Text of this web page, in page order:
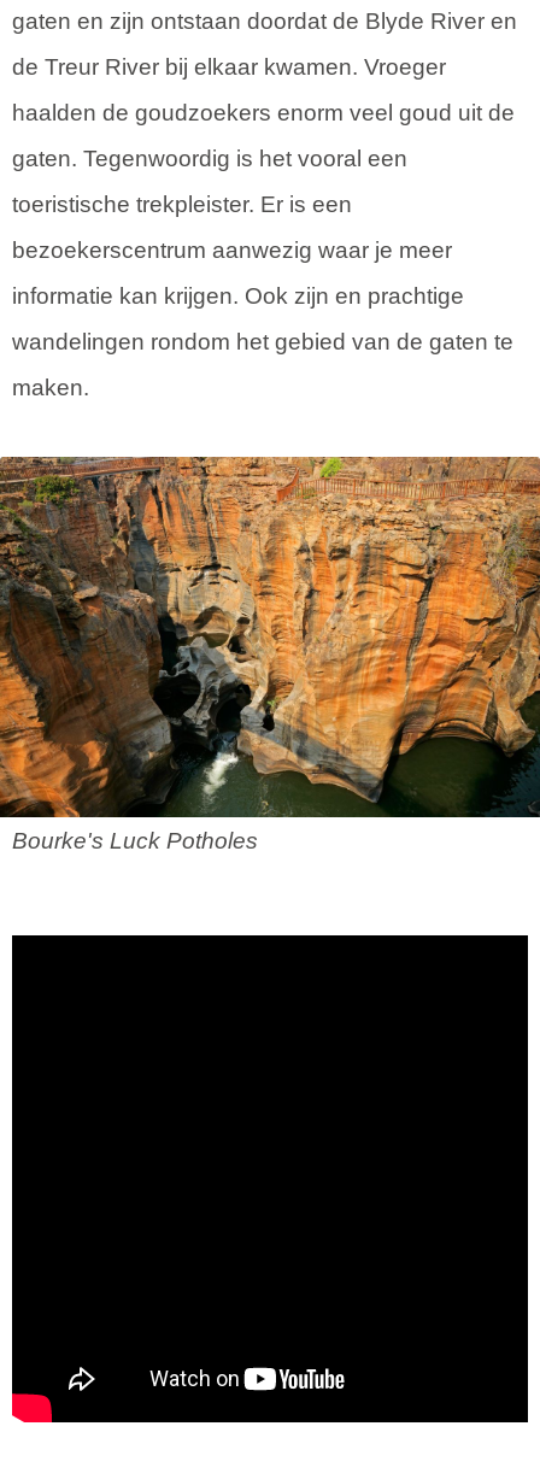
gaten en zijn ontstaan doordat de Blyde River en
de Treur River bij elkaar kwamen. Vroeger
haalden de goudzoekers enorm veel goud uit de
gaten. Tegenwoordig is het vooral een
toeristische trekpleister. Er is een
bezoekerscentrum aanwezig waar je meer
informatie kan krijgen. Ook zijn en prachtige
wandelingen rondom het gebied van de gaten te
maken.
Bourke's Luck Potholes